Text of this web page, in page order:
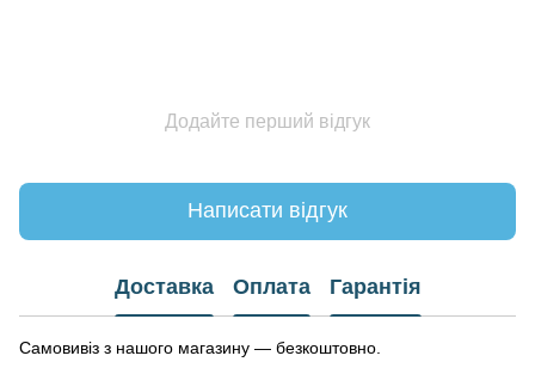
Додайте перший відгук
Написати відгук
Доставка Оплата Гарантія
Самовивіз з нашого магазину — безкоштовно.